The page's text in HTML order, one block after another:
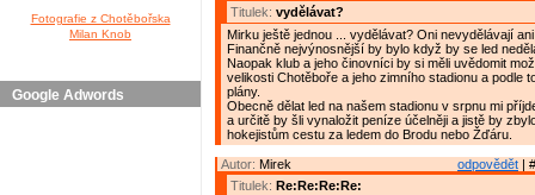
Fotografie z Chotěbořska
Milan Knob
Google Adwords
Titulek: vydělávat?
Mirku ještě jednou ... vydělávat? Oni nevydělávají
Finančně nejvýnosnější by bylo když by se led
Naopak klub a jeho činovníci by si měli uvědomit
velikosti Chotěboře a jeho zimního stadionu a podle
plány.
Obecně dělat led na našem stadionu v srpnu mi
a určitě by šli vynaložit peníze účelněji a jistě by
hokejistům cestu za ledem do Brodu nebo Žďáru.
odpovědět |
Autor: Mirek
Titulek: Re:Re:Re:Re: